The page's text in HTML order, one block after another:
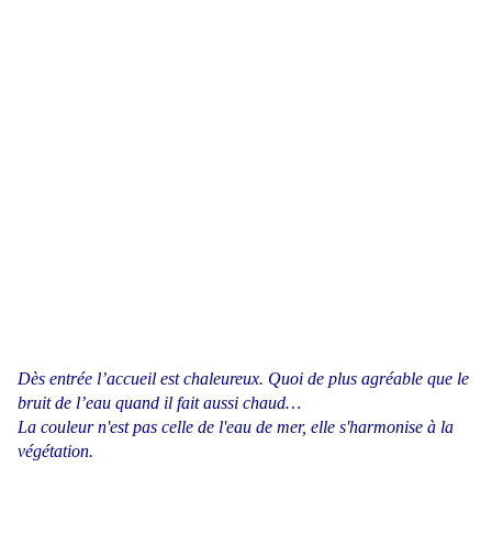
Dès entrée l’accueil est chaleureux. Quoi de plus agréable que le
bruit de l’eau quand il fait aussi chaud…
La couleur n'est pas celle de l'eau de mer, elle s'harmonise à la
végétation.